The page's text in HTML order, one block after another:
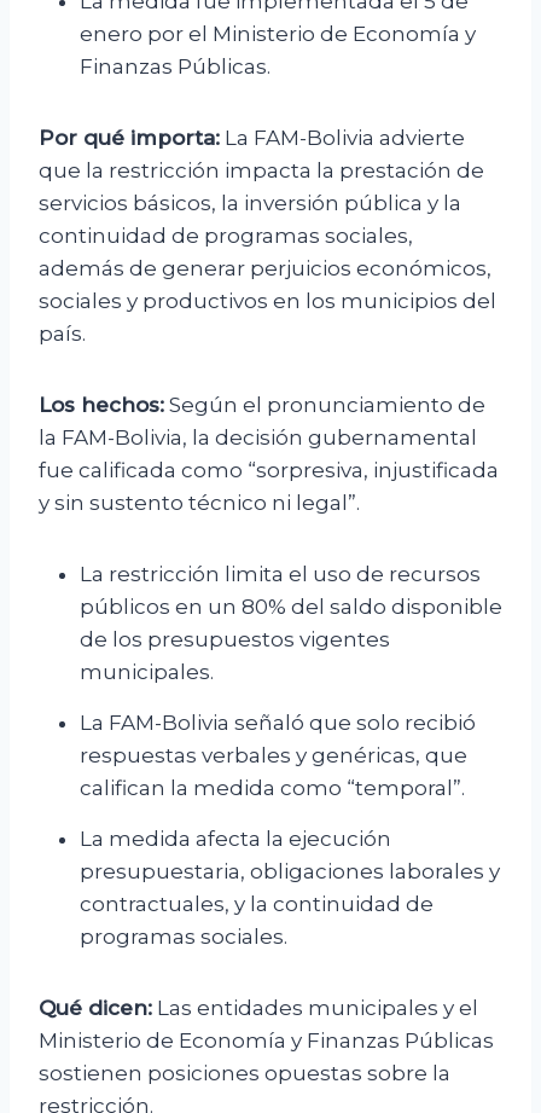
enero por el Ministerio de Economía y
Finanzas Públicas.
Por qué importa: La FAM-Bolivia advierte
que la restricción impacta la prestación de
servicios básicos, la inversión pública y la
continuidad de programas sociales,
además de generar perjuicios económicos,
sociales y productivos en los municipios del
país.
Los hechos: Según el pronunciamiento de
la FAM-Bolivia, la decisión gubernamental
fue calificada como “sorpresiva, injustificada
y sin sustento técnico ni legal”.
La restricción limita el uso de recursos
públicos en un 80% del saldo disponible
de los presupuestos vigentes
municipales.
La FAM-Bolivia señaló que solo recibió
respuestas verbales y genéricas, que
califican la medida como “temporal”.
La medida afecta la ejecución
presupuestaria, obligaciones laborales y
contractuales, y la continuidad de
programas sociales.
Qué dicen: Las entidades municipales y el
Ministerio de Economía y Finanzas Públicas
sostienen posiciones opuestas sobre la
restricción.